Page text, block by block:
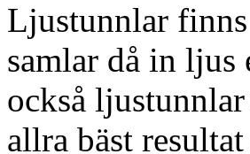
Ljustunnlar
samlar då in ljus
också
allra bäst